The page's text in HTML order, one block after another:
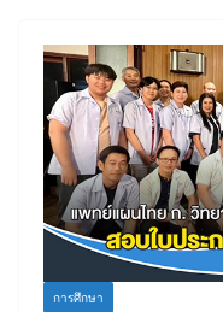
ภาคตะวันออกสู่จุ
การศึกษา